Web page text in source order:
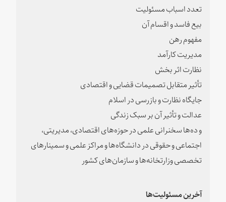
تعدد اسباب مسئولیت
بیع فاسد و اقسام آن
مفهوم رهن
مدیریت کارآمد
نظارت اثر بخش
تأثیر متقابل تصمیمات قضایی و اقتصادی
جایگاه نظارت و بازرسی در اسلام
عدالت و تأثیر آن بر سبک زندگی
و ده‌ها سخنرانی علمی در حوزه‌های اقتصادی، مدیریتی،
اجتماعی و حقوقی در دانشگاه‌ها و مراکز علمی و سمینارهای
تخصصی وزارتخانه‌ها و سازمان‌های کشور
آخرین مسئولیت‌ها